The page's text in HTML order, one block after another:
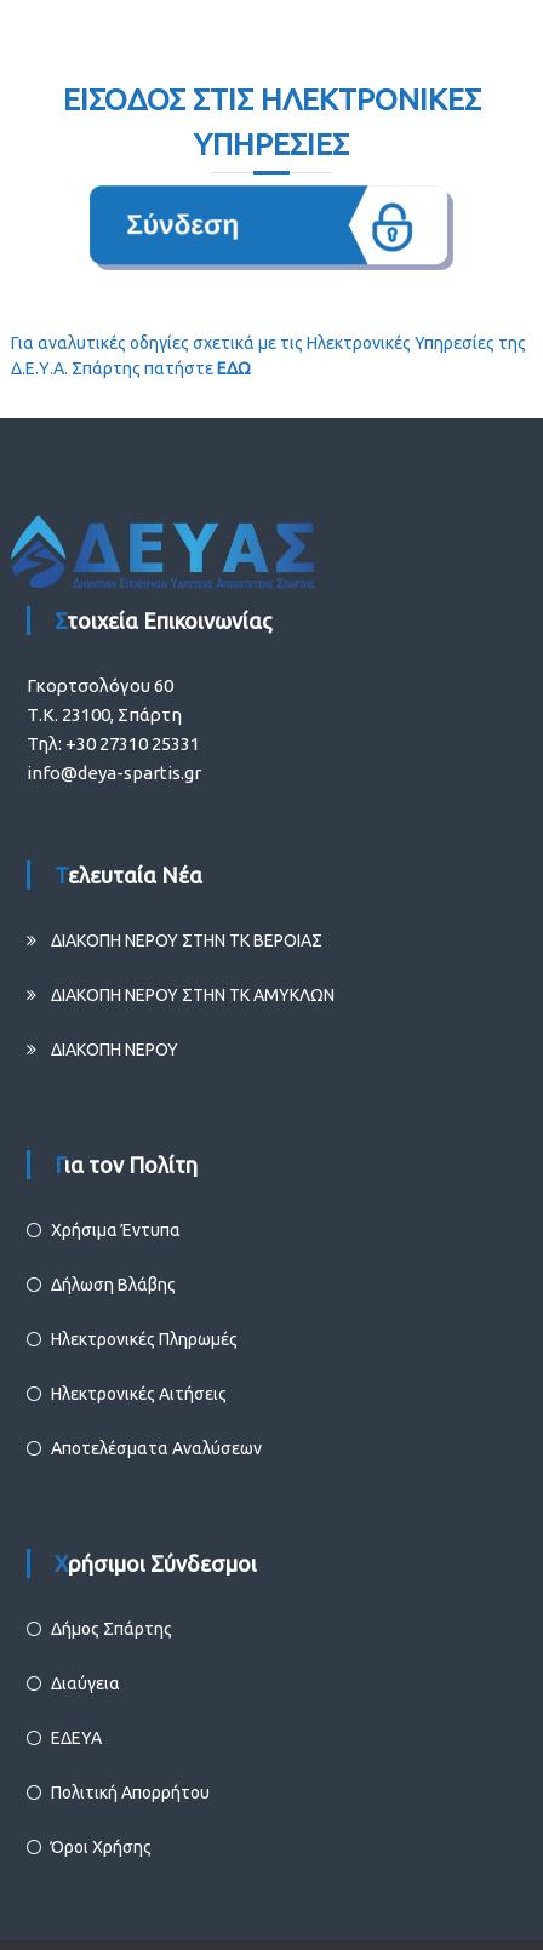
ΕΊΣΟΔΟΣ ΣΤΙΣ ΗΛΕΚΤΡΟΝΙΚΈΣ
ΥΠΗΡΕΣΊΕΣ
Για αναλυτικές οδηγίες σχετικά με τις Ηλεκτρονικές Υπηρεσίες της
Δ.Ε.Υ.Α. Σπάρτης πατήστεΕΔΩ
Στοιχεία Επικοινωνίας
Γκορτσολόγου 60
Τ.Κ. 23100, Σπάρτη
Τηλ: +30 27310 25331
info@deya-spartis.gr
Τελευταία Νέα
ΔΙΑΚΟΠΗ ΝΕΡΟΥ ΣΤΗΝ ΤΚ ΒΕΡΟΙΑΣ
ΔΙΑΚΟΠΗ ΝΕΡΟΥ ΣΤΗΝ ΤΚ ΑΜΥΚΛΩΝ
ΔΙΑΚΟΠΗ ΝΕΡΟΥ
Για τον Πολίτη
Χρήσιμα Έντυπα
Δήλωση Βλάβης
Ηλεκτρονικές Πληρωμές
Ηλεκτρονικές Αιτήσεις
Αποτελέσματα Αναλύσεων
Χρήσιμοι Σύνδεσμοι
Δήμος Σπάρτης
Διαύγεια
ΕΔΕΥΑ
Πολιτική Απορρήτου
Όροι Χρήσης